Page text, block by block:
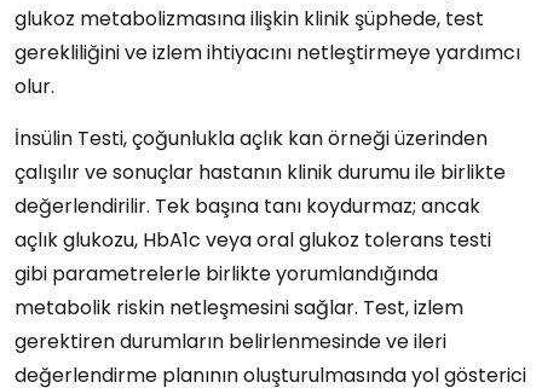
glukoz metabolizmasına ilişkin klinik şüphede, test
gerekliliğini ve izlem ihtiyacını netleştirmeye yardımcı
olur.
İnsülin Testi, çoğunlukla açlık kan örneği üzerinden
çalışılır ve sonuçlar hastanın klinik durumu ile birlikte
değerlendirilir. Tek başına tanı koydurmaz; ancak
açlık glukozu, HbA1c veya oral glukoz tolerans testi
gibi parametrelerle birlikte yorumlandığında
metabolik riskin netleşmesini sağlar. Test, izlem
gerektiren durumların belirlenmesinde ve ileri
değerlendirme planının oluşturulmasında yol gösterici